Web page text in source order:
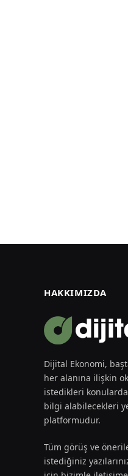
HAKKIMIZDA
Dijital Ekonomi,
her alanına ilişkin
istedikleri
bilgi alabilecekleri
platformudur.
Tüm görüş ve
istediğiniz